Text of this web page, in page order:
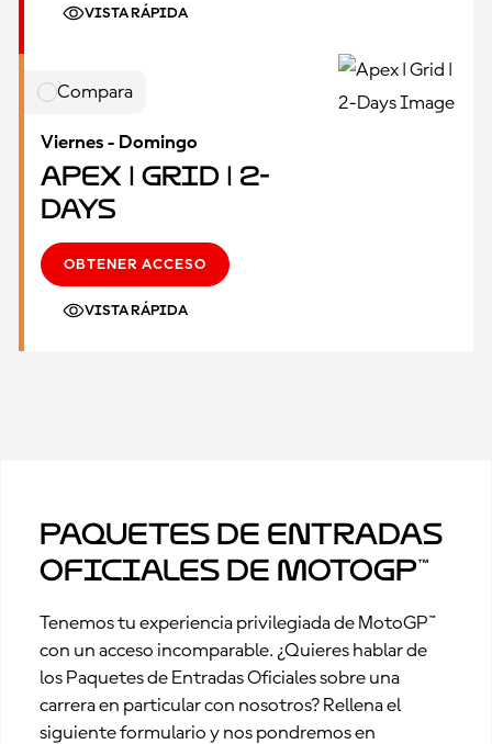
VISTA RÁPIDA
Compara
Viernes - Domingo
Apex | Grid | 2-
Days
OBTENER ACCESO
VISTA RÁPIDA
Paquetes de Entradas
Oficiales de MotoGP™
Tenemos tu experiencia privilegiada de MotoGP™
con un acceso incomparable. ¿Quieres hablar de
los Paquetes de Entradas Oficiales sobre una
carrera en particular con nosotros? Rellena el
siguiente formulario y nos pondremos en